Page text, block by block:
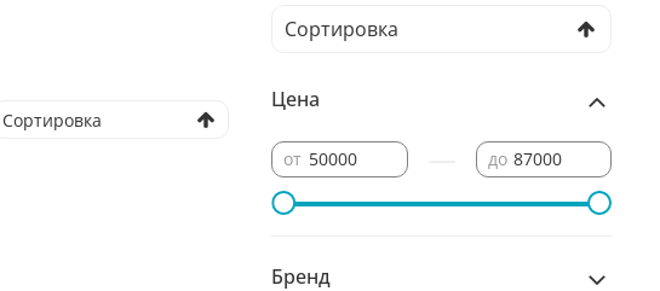
Цена
от до
Бренд